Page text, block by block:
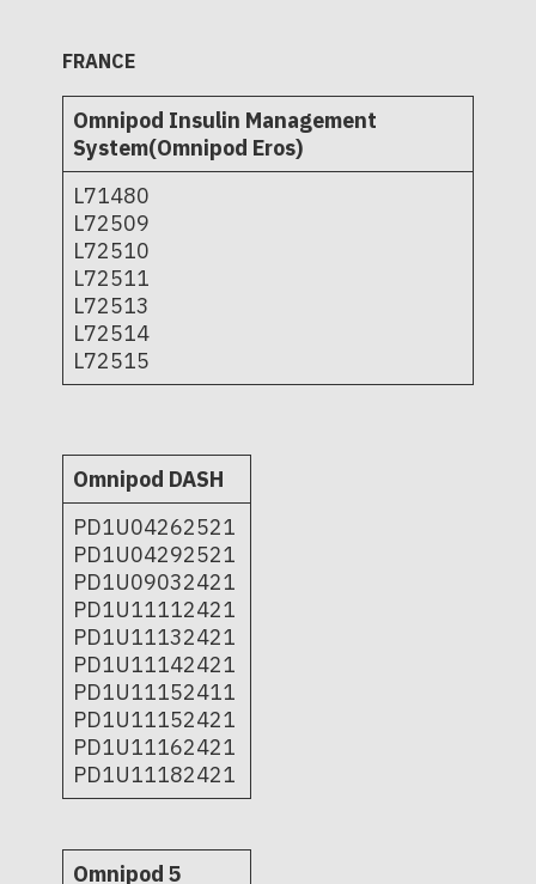
FRANCE
Omnipod Insulin Management
System(Omnipod Eros)
L71480
L72509
L72510
L72511
L72513
L72514
L72515
Omnipod DASH
PD1U04262521
PD1U04292521
PD1U09032421
PD1U11112421
PD1U11132421
PD1U11142421
PD1U11152411
PD1U11152421
PD1U11162421
PD1U11182421
Omnipod 5